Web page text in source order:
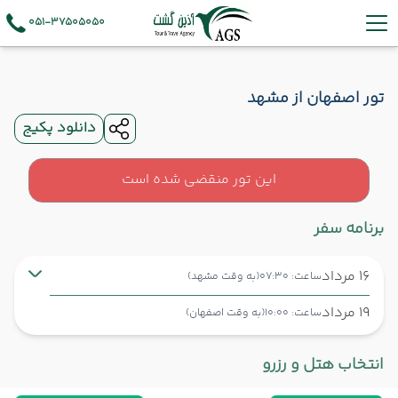
051-37505050
تور اصفهان از مشهد
دانلود پکیج
این تور منقضی شده است
برنامه سفر
16 مرداد ساعت: 07:30 (به وقت مشهد)
19 مرداد ساعت: 10:00 (به وقت اصفهان)
شروع سفر مشهد ,
انتخاب هتل و رزرو